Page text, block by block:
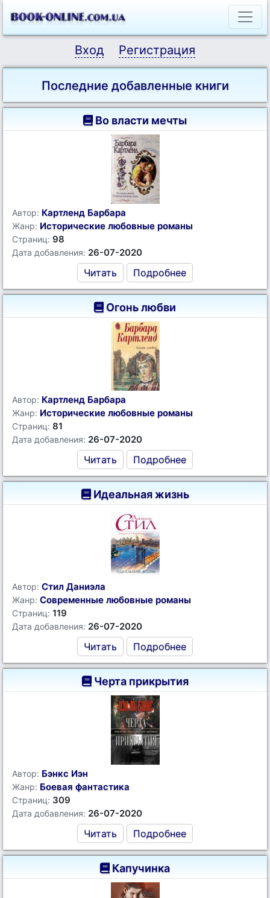
Вход Регистрация
Последние добавленные книги
Во власти мечты
Автор: Картленд Барбара
Жанр: Исторические любовные романы
Страниц: 98
Дата добавления: 26-07-2020
Читать Подробнее
Огонь любви
Автор: Картленд Барбара
Жанр: Исторические любовные романы
Страниц: 81
Дата добавления: 26-07-2020
Читать Подробнее
Идеальная жизнь
Автор: Стил Даниэла
Жанр: Современные любовные романы
Страниц: 119
Дата добавления: 26-07-2020
Читать Подробнее
Черта прикрытия
Автор: Бэнкс Иэн
Жанр: Боевая фантастика
Страниц: 309
Дата добавления: 26-07-2020
Читать Подробнее
Капучинка